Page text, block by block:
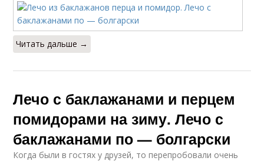
Читать дальше →
Лечо с баклажанами и перцем
помидорами на зиму. Лечо с
баклажанами по — болгарски
Когда были в гостях у друзей, то перепробовали очень